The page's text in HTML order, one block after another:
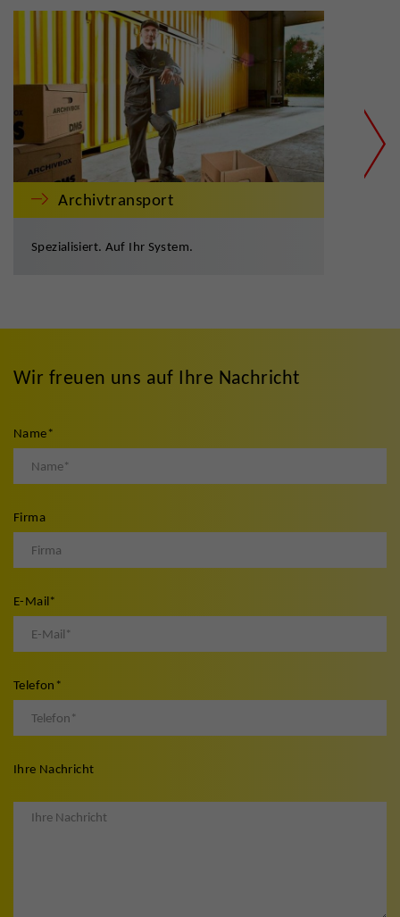
Archivtransport
Spezialisiert. Auf Ihr System.
Wir freuen uns auf Ihre Nachricht
Name*
Firma
E-Mail*
Telefon *
Ihre Nachricht